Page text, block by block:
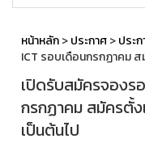
หน้าหลัก>ประกาศ>ประ
ICT รอบเดือนกรกฏาคม
เปิดรับสมัครจองร
กรกฏาคม สมัครตั้
เป็นต้นไป